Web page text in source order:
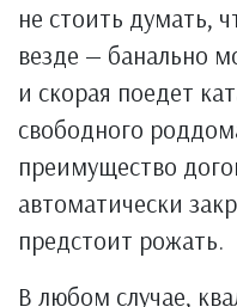
не стоить думать,
везде — банально
и скорая поедет
свободного
преимущество
автоматически
предстоит рожать.
В любом случае,